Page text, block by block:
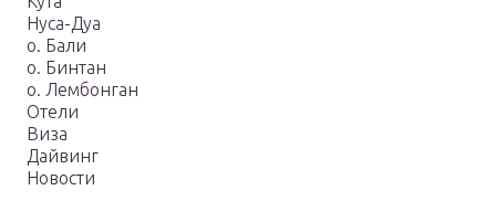
Нуса-Дуа
о. Бали
о. Бинтан
о. Лембонган
Отели
Виза
Дайвинг
Новости